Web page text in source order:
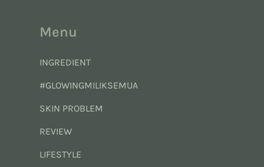
Menu
INGREDIENT
#GLOWINGMILIKSEMUA
SKIN PROBLEM
REVIEW
LIFESTYLE